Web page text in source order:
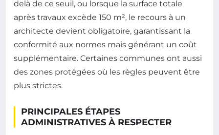
delà de ce seuil, ou lorsque la surface totale
après travaux excède 150 m², le recours à un
architecte devient obligatoire, garantissant la
conformité aux normes mais générant un coût
supplémentaire. Certaines communes ont aussi
des zones protégées où les règles peuvent être
plus strictes.
PRINCIPALES ÉTAPES
ADMINISTRATIVES À RESPECTER